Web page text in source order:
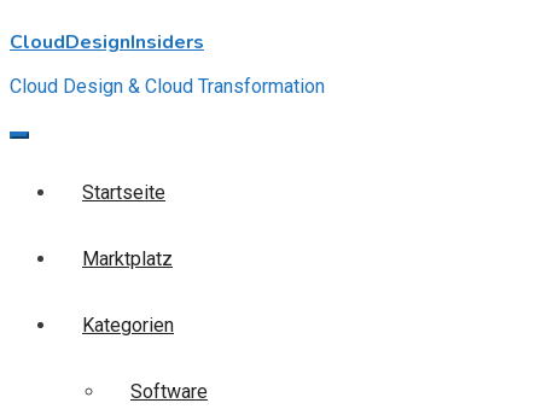
to
CloudDesignInsiders
Cloud Design & Cloud Transformation
Startseite
Marktplatz
Kategorien
Software